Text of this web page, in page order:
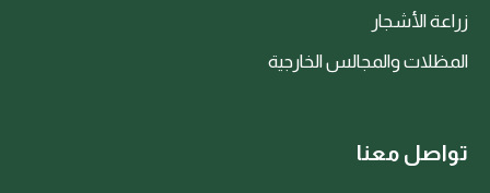
زراعة الأشجار
المظلات والمجالس الخارجية
تواصل معنا